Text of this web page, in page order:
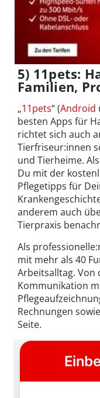
5) 11pets:
Familien,
„11pets“ (Android
besten Apps für
richtet sich auch
Tierfriseur:innen
und Tierheime.
Du mit der
Pflegetipps für
anderem auch
Tierpraxis
Als
mit mehr als 40
Arbeitsalltag.
Kommunikation
Rechnungen
Seite.